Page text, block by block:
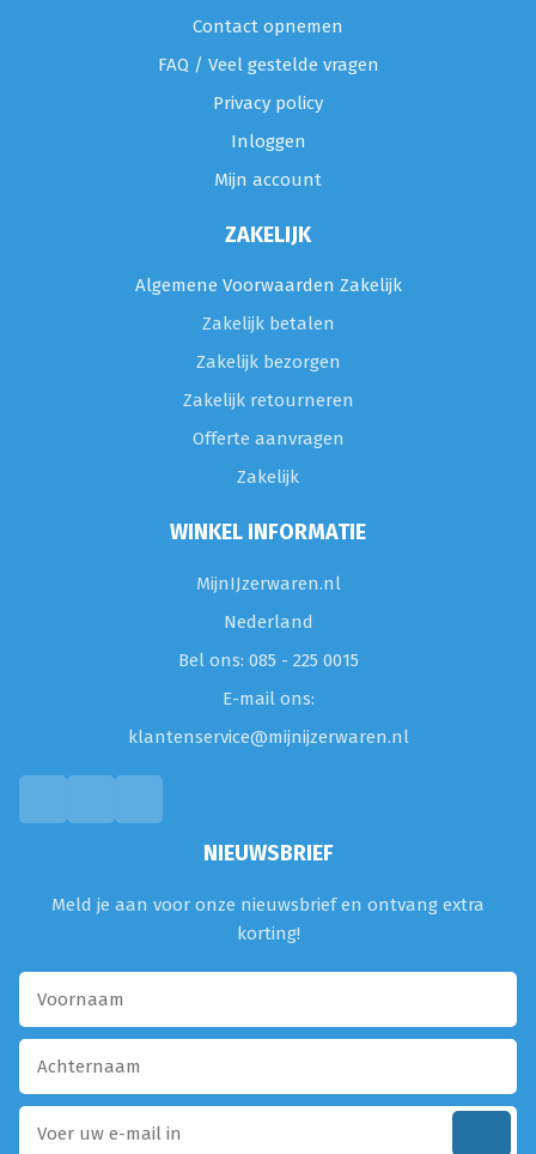
Contact opnemen
FAQ / Veel gestelde vragen
Privacy policy
Inloggen
Mijn account
ZAKELIJK
Algemene Voorwaarden Zakelijk
Zakelijk betalen
Zakelijk bezorgen
Zakelijk retourneren
Offerte aanvragen
Zakelijk
WINKEL INFORMATIE
MijnIJzerwaren.nl
Nederland
Bel ons: 085 - 225 0015
E-mail ons:
klantenservice@mijnijzerwaren.nl
NIEUWSBRIEF
Meld je aan voor onze nieuwsbrief en ontvang extra
korting!